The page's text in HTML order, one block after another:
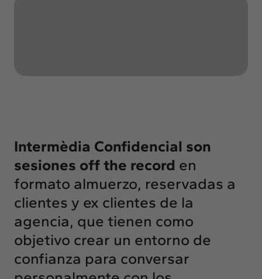
Intermèdia Confidencial son
sesiones off the record en
formato almuerzo, reservadas a
clientes y ex clientes de la
agencia, que tienen como
objetivo crear un entorno de
confianza para conversar